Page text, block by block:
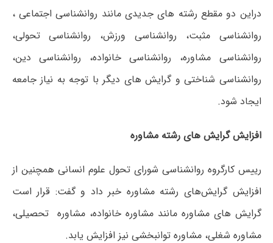
دراین دو مقطع رشته های جدیدی مانند روانشناسی اجتماعی ،
روانشناسی مثبت، روانشناسی ورزش، روانشناسی تحولی،
روانشناسی مشاوره، روانشناسی خانواده، روانشناسی دین،
روانشناسی شناختی و گرایش های دیگر با توجه به نیاز جامعه
ایجاد شود.
افزایش گرایش های رشته مشاوره
رییس کارگروه روانشناسی شورای تحول علوم انسانی همچنین از
افزایش گرایش‌های رشته مشاوره خبر داد و گفت: قرار است
گرایش های مشاوره مانند مشاوره خانواده، مشاوره تحصیلی،
مشاوره شغلی، مشاوره توانبخشی نیز افزایش یابد.